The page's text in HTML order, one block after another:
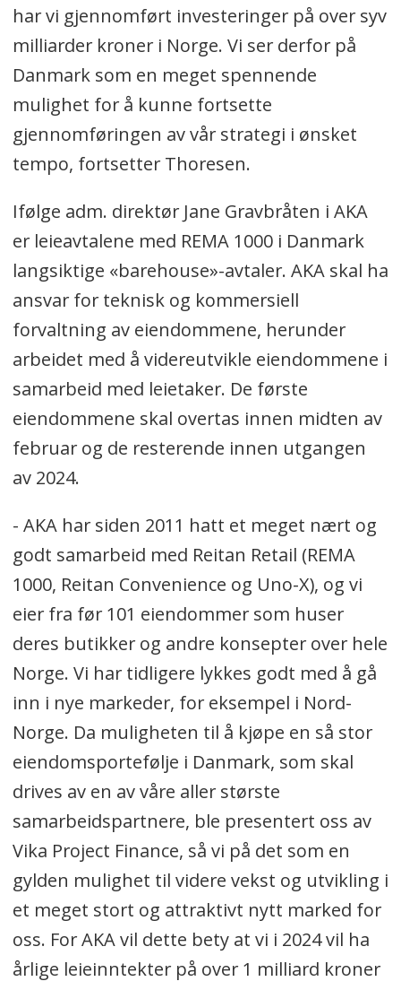
har vi gjennomført investeringer på over syv
milliarder kroner i Norge. Vi ser derfor på
Danmark som en meget spennende
mulighet for å kunne fortsette
gjennomføringen av vår strategi i ønsket
tempo, fortsetter Thoresen.
Ifølge adm. direktør Jane Gravbråten i AKA
er leieavtalene med REMA 1000 i Danmark
langsiktige «barehouse»-avtaler. AKA skal ha
ansvar for teknisk og kommersiell
forvaltning av eiendommene, herunder
arbeidet med å videreutvikle eiendommene i
samarbeid med leietaker. De første
eiendommene skal overtas innen midten av
februar og de resterende innen utgangen
av 2024.
- AKA har siden 2011 hatt et meget nært og
godt samarbeid med Reitan Retail (REMA
1000, Reitan Convenience og Uno-X), og vi
eier fra før 101 eiendommer som huser
deres butikker og andre konsepter over hele
Norge. Vi har tidligere lykkes godt med å gå
inn i nye markeder, for eksempel i Nord-
Norge. Da muligheten til å kjøpe en så stor
eiendomsportefølje i Danmark, som skal
drives av en av våre aller største
samarbeidspartnere, ble presentert oss av
Vika Project Finance, så vi på det som en
gylden mulighet til videre vekst og utvikling i
et meget stort og attraktivt nytt marked for
oss. For AKA vil dette bety at vi i 2024 vil ha
årlige leieinntekter på over 1 milliard kroner